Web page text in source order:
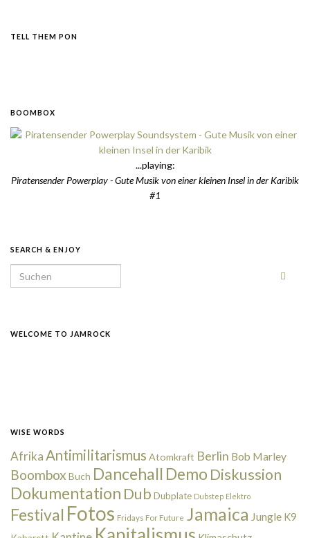
TELL THEM PON
BOOMBOX
...playing:
Piratensender Powerplay - Gute Musik von einer kleinen Insel in der Karibik
#1
SEARCH & ENJOY
Search for:
WELCOME TO JAMROCK
WISE WORDS
AfrikaAntimilitarismus Atomkraft Berlin Bob Marley
Boombox Buch Dancehall Demo Diskussion
Dokumentation Dub Dubplate Dubstep Elektro
Festival Fotos Fridays For Future Jamaica Jungle K9